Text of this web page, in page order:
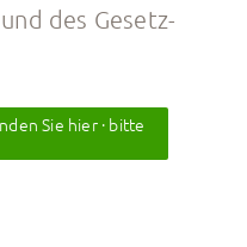
des Ge­setz­
Sie hier · bitte